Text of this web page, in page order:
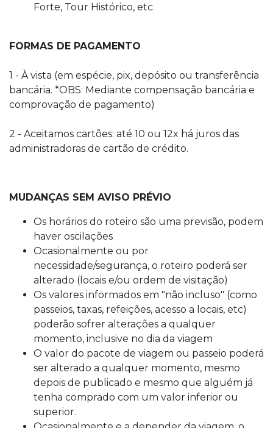
Forte, Tour Histórico, etc
FORMAS DE PAGAMENTO
1 - À vista (em espécie, pix, depósito ou transferência
bancária. *OBS: Mediante compensação bancária e
comprovação de pagamento)
2 - Aceitamos cartões: até 10 ou 12x há juros das
administradoras de cartão de crédito.
MUDANÇAS SEM AVISO PRÉVIO
Os horários do roteiro são uma previsão, podem
haver oscilações
Ocasionalmente ou por
necessidade/segurança, o roteiro poderá ser
alterado (locais e/ou ordem de visitação)
Os valores informados em "não incluso" (como
passeios, taxas, refeições, acesso a locais, etc)
poderão sofrer alterações a qualquer
momento, inclusive no dia da viagem
O valor do pacote de viagem ou passeio poderá
ser alterado a qualquer momento, mesmo
depois de publicado e mesmo que alguém já
tenha comprado com um valor inferior ou
superior.